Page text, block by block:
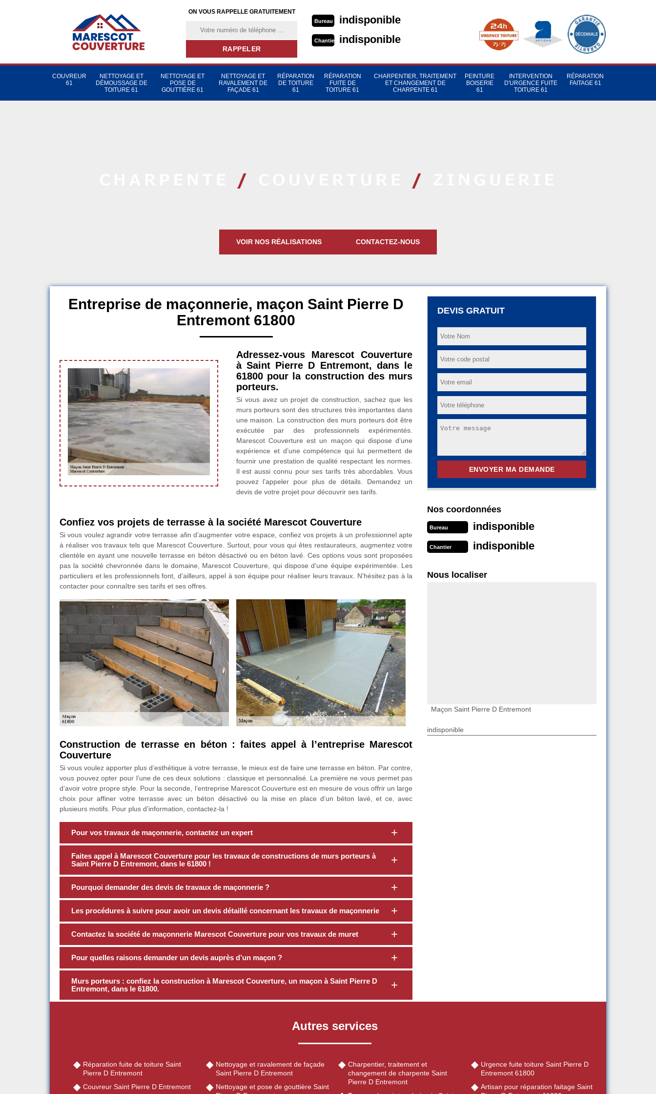
ON VOUS RAPPELLE GRATUITEMENT
Bureau indisponible
Chantier indisponible
COUVREUR
61
NETTOYAGE ET
DÉMOUSSAGE DE
TOITURE 61
NETTOYAGE ET
POSE DE
GOUTTIÈRE 61
NETTOYAGE ET
RAVALEMENT DE
FAÇADE 61
RÉPARATION
DE TOITURE
61
RÉPARATION
FUITE DE
TOITURE 61
CHARPENTIER, TRAITEMENT
ET CHANGEMENT DE
CHARPENTE 61
PEINTURE
BOISERIE
61
INTERVENTION
D'URGENCE FUITE
TOITURE 61
RÉPARATION
FAITAGE 61
VOIR NOS RÉALISATIONS CONTACTEZ-NOUS
Entreprise de maçonnerie, maçon Saint Pierre D
Entremont 61800
Adressez-vous Marescot Couverture
à Saint Pierre D Entremont, dans le
61800 pour la construction des murs
porteurs.
Si vous avez un projet de construction, sachez que les
murs porteurs sont des structures très importantes dans
une maison. La construction des murs porteurs doit être
exécutée par des professionnels expérimentés.
Marescot Couverture est un maçon qui dispose d’une
expérience et d’une compétence qui lui permettent de
fournir une prestation de qualité respectant les normes.
Il est aussi connu pour ses tarifs très abordables. Vous
pouvez l’appeler pour plus de détails. Demandez un
devis de votre projet pour découvrir ses tarifs.
Confiez vos projets de terrasse à la société Marescot Couverture
Si vous voulez agrandir votre terrasse afin d’augmenter votre espace, confiez vos projets à un professionnel apte
à réaliser vos travaux tels que Marescot Couverture. Surtout, pour vous qui êtes restaurateurs, augmentez votre
clientèle en ayant une nouvelle terrasse en béton désactivé ou en béton lavé. Ces options vous sont proposées
pas la société chevronnée dans le domaine, Marescot Couverture, qui dispose d’une équipe expérimentée. Les
particuliers et les professionnels font, d’ailleurs, appel à son équipe pour réaliser leurs travaux. N’hésitez pas à la
contacter pour connaître ses tarifs et ses offres.
Construction de terrasse en béton : faites appel à l’entreprise Marescot
Couverture
Si vous voulez apporter plus d’esthétique à votre terrasse, le mieux est de faire une terrasse en béton. Par contre,
vous pouvez opter pour l’une de ces deux solutions : classique et personnalisé. La première ne vous permet pas
d’avoir votre propre style. Pour la seconde, l’entreprise Marescot Couverture est en mesure de vous offrir un large
choix pour affiner votre terrasse avec un béton désactivé ou la mise en place d’un béton lavé, et ce, avec
plusieurs motifs. Pour plus d’information, contactez-la !
Pour vos travaux de maçonnerie, contactez un expert
Faites appel à Marescot Couverture pour les travaux de constructions de murs porteurs à
Saint Pierre D Entremont, dans le 61800 !
Pourquoi demander des devis de travaux de maçonnerie ?
Les procédures à suivre pour avoir un devis détaillé concernant les travaux de maçonnerie
Contactez la société de maçonnerie Marescot Couverture pour vos travaux de muret
Pour quelles raisons demander un devis auprès d’un maçon ?
Murs porteurs : confiez la construction à Marescot Couverture, un maçon à Saint Pierre D
Entremont, dans le 61800.
DEVIS GRATUIT
Nos coordonnées
Bureau indisponible
Chantier indisponible
Nous localiser
Maçon Saint Pierre D Entremont
indisponible
Autres services
Réparation fuite de toiture Saint
Pierre D Entremont
Couvreur Saint Pierre D Entremont
Nettoyage et ravalement de façade
Saint Pierre D Entremont
Nettoyage et pose de gouttière Saint
Charpentier, traitement et
changement de charpente Saint
Pierre D Entremont
Urgence fuite toiture Saint Pierre D
Entremont 61800
Artisan pour réparation faitage Saint